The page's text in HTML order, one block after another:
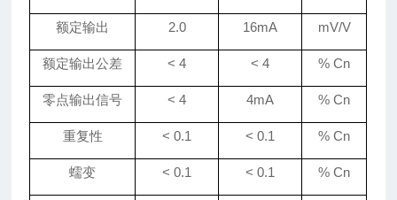
额定输出 2.0 16mA mV/V
额定输出公差 <4 <4 % Cn
零点输出信号 <4 4mA % Cn
重复性 < 0.1 < 0.1 % Cn
蠕变 < 0.1 < 0.1 % Cn